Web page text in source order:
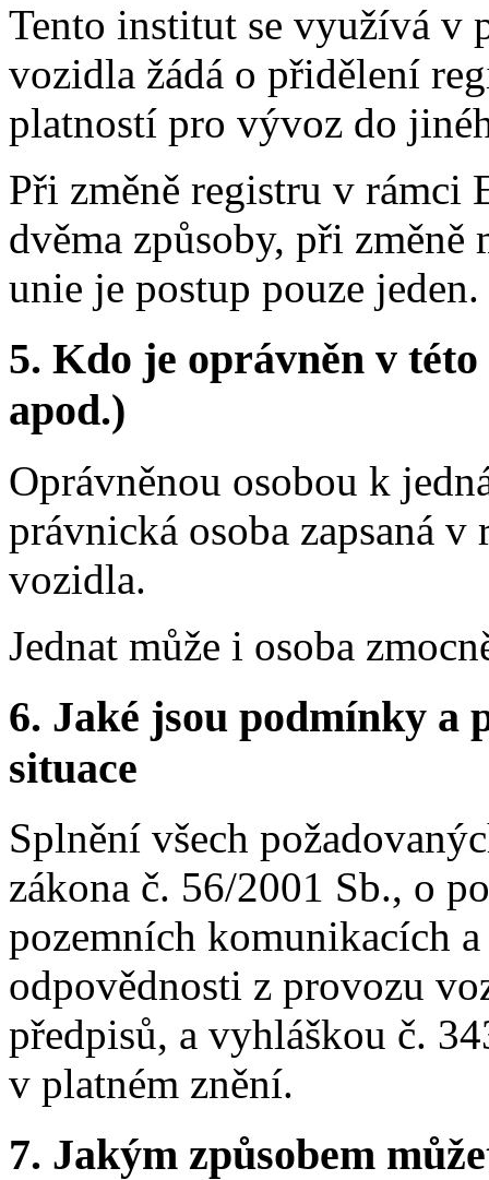
Tento institut se využívá v
vozidla žádá o přidělení
platností pro vývoz do
Při změně registru v rámci
dvěma způsoby, při
unie je postup pouze jeden.
5. Kdo je oprávněn v
apod.)
Oprávněnou osobou k
právnická osoba zapsaná
vozidla.
Jednat může i osoba
6. Jaké jsou podmínky a
situace
Splnění všech
zákona č. 56/2001 Sb., o
pozemních komunikacích
odpovědnosti z provozu
předpisů, a vyhláškou č.
v platném znění.
7. Jakým způsobem